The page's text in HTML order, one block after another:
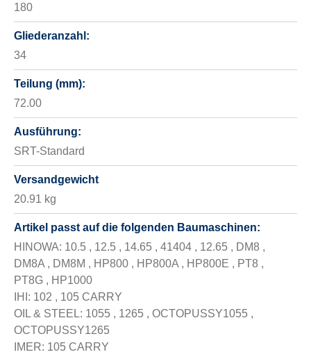
180
Gliederanzahl:
34
Teilung (mm):
72.00
Ausführung:
SRT-Standard
Versandgewicht
20.91 kg
Artikel passt auf die folgenden Baumaschinen:
HINOWA: 10.5 , 12.5 , 14.65 , 41404 , 12.65 , DM8 ,
DM8A , DM8M , HP800 , HP800A , HP800E , PT8 ,
PT8G , HP1000
IHI: 102 , 105 CARRY
OIL & STEEL: 1055 , 1265 , OCTOPUSSY1055 ,
OCTOPUSSY1265
IMER: 105 CARRY